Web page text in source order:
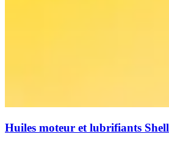
Huiles moteur et lubrifiants Shell